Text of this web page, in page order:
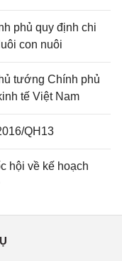
phủ quy định chi
con nuôi
tướng Chính phủ
tế Việt Nam
QH13
hội về kế hoạch